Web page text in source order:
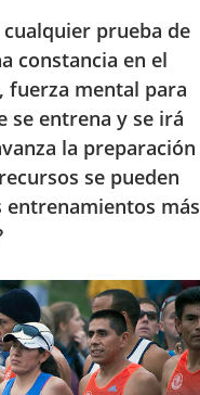
prueba de
constancia en el
fuerza mental para
se entrena y se irá
la preparación
se pueden
más